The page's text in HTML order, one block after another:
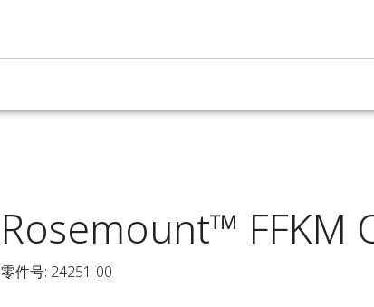
Rosemount™ FFKM
零件号: 24251-00